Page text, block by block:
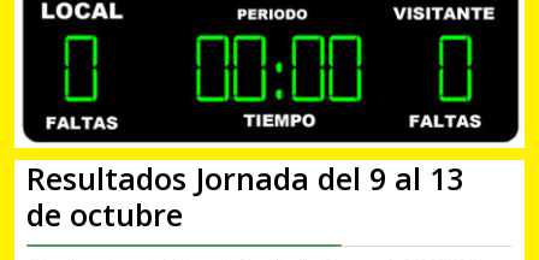
Resultados Jornada del 9 al 13
de octubre